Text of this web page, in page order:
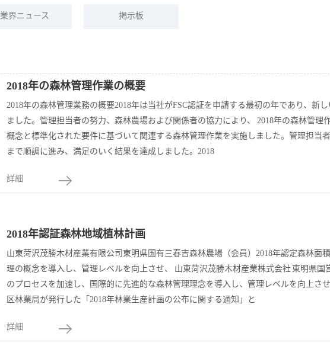
業界ニュース 掲示板
2018年の森林管理作業の概要
2018年の森林管理業務の概要2018年は当社がFSC認証を申請する最初の年であり、
ました。管理担当者の努力、森林農場および関係者の協力により、 2018年の森林管
概念と標準化された要件に基づいて関連する森林管理作業を実施しました。管理担当
まで順調に進み、満足のいく結果を達成しました。2018
詳細
2018年認証森林地域植林計画
山東菏沢茂勝木材産業有限公司東明県国有三春吉森林農場（会員）2018年認定森林
理の概念を導入し、管理レベルを向上させ、 山東菏沢茂勝木材産業株式会社 東明県
のプロセスを加速し、国際的に先進的な森林管理理念を導入し、管理レベルを向上
区林業局が発行した「2018年林業生産計画の公布に関する通知」と
詳細